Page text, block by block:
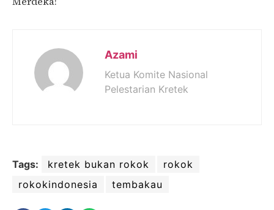
Azami
Ketua Komite Nasional
Pelestarian Kretek
Tags: kretek bukan rokok
rokok
rokokindonesia
tembakau